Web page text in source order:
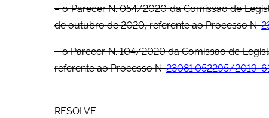
– o Parecer N. 054/2020 da Comissão de
de outubro de 2020, referente ao Processo N.
– o Parecer N. 104/2020 da Comissão de
referente ao Processo N.23081.052295/2019-
RESOLVE: